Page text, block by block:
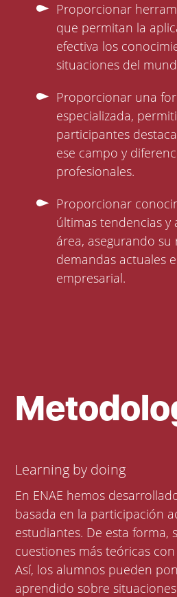
Proporcionar
que permitan la
efectiva los
situaciones del
Proporcionar una
especializada,
participantes
ese campo y
profesionales.
Proporcionar
últimas tendencias y
área, asegurando su
demandas actuales
empresarial.
Learning by doing
En ENAE hemos
basada en la participación
estudiantes. De esta forma, se combinan las
cuestiones más teóricas
Así, los alumnos pueden poner en práctica lo
aprendido sobre